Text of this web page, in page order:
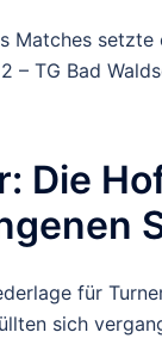
Matches
– TG Bad
Die
für
sich